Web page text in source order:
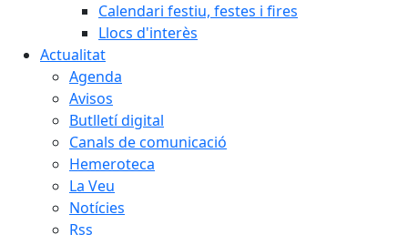
Calendari festiu, festes i fires
Llocs d'interès
Actualitat
Agenda
Avisos
Butlletí digital
Canals de comunicació
Hemeroteca
La Veu
Notícies
Rss